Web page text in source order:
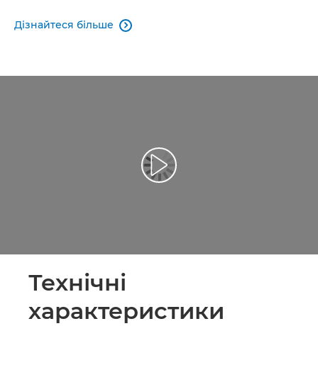
Дізнайтеся більше 
Технічні
характеристики